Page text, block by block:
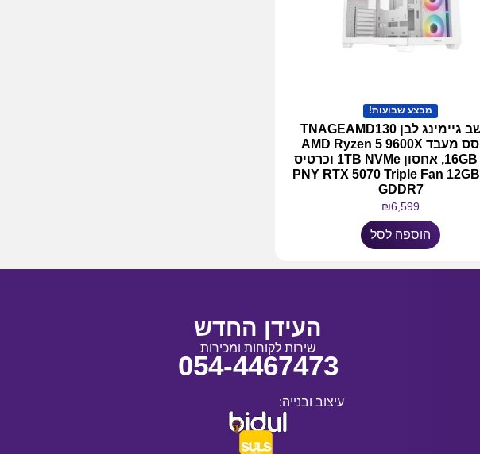
מבצע שבועות!
מחשב גיימינג לבן TNAGEAMD130
מבוסס מעבד AMD Ryzen 5 9600X
זכרון 16GB, אחסון 1TB NVMe וכרטיס
מסך PNY RTX 5070 Triple Fan 12GB
GDDR7
₪6,599
הוספה לסל
העידן החדש
שירות לקוחות ומכירות
054-4467473
עיצוב ובנייה: